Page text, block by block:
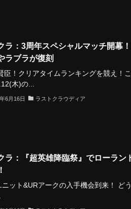
ラ：3周年スペシャルマッチ開幕
ラブラが復刻
臣！クリアタイムランキングを競え！
木)の...
6月16日 ラストクラウディア
ラ：『超英雄降臨祭』でローラン
ニット&URアークの入手機会到来！ ど